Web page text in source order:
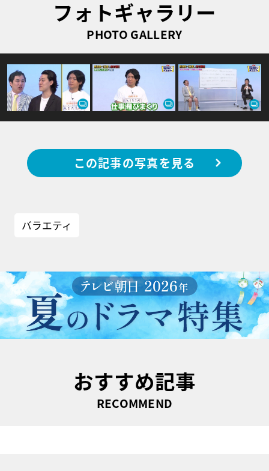
フォトギャラリー
PHOTO GALLERY
この記事の写真を見る
バラエティ
おすすめ記事
RECOMMEND